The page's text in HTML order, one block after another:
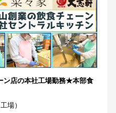
ン店の本社工場勤務★本部食
場）